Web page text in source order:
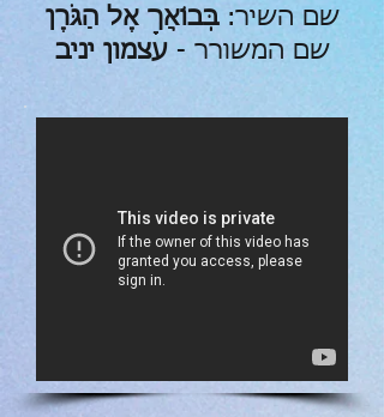
שם השיר:בְּבוֹאֲךָ אֶל הַגֹּרֶן
שם המשורר -עצמון יניב